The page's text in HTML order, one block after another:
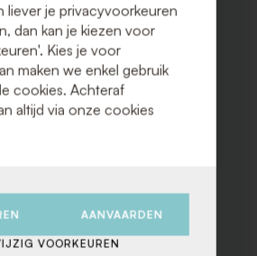
liever je privacyvoorkeuren
dan kan je kiezen voor
Kies je voor
maken we enkel gebruik
cookies. Achteraf
altijd via onze cookies
AANVAARDEN
VOORKEUREN